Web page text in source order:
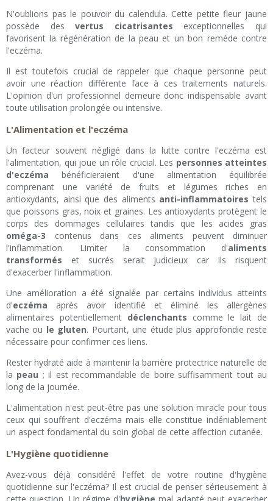
N'oublions pas le pouvoir du calendula. Cette petite fleur jaune
possède desvertus cicatrisantes exceptionnelles qui
favorisent la régénération de la peau et un bon remède contre
l'eczéma.
Il est toutefois crucial de rappeler que chaque personne peut
avoir une réaction différente face à ces traitements naturels.
L'opinion d'un professionnel demeure donc indispensable avant
toute utilisation prolongée ou intensive.
L'Alimentation et l'eczéma
Un facteur souvent négligé dans la lutte contre l'eczéma est
l'alimentation, qui joue un rôle crucial. Les personnes atteintes
d'eczéma bénéficieraient d'une alimentation équilibrée
comprenant une variété de fruits et légumes riches en
antioxydants, ainsi que des aliments anti-inflammatoires tels
que poissons gras, noix et graines. Les antioxydants protègent le
corps des dommages cellulaires tandis que les acides gras
oméga-3 contenus dans ces aliments peuvent diminuer
l'inflammation. Limiter la consommation d'aliments
transformés et sucrés serait judicieux car ils risquent
d'exacerber l'inflammation.
Une amélioration a été signalée par certains individus atteints
d'eczéma après avoir identifié et éliminé les allergènes
alimentaires potentiellement déclenchants comme le lait de
vache ou le gluten. Pourtant, une étude plus approfondie reste
nécessaire pour confirmer ces liens.
Rester hydraté aide à maintenir la barrière protectrice naturelle de
la peau ; il est recommandable de boire suffisamment tout au
long de la journée.
L'alimentation n'est peut-être pas une solution miracle pour tous
ceux qui souffrent d'eczéma mais elle constitue indéniablement
un aspect fondamental du soin global de cette affection cutanée.
L'Hygiène quotidienne
Avez-vous déjà considéré l'effet de votre routine d'hygiène
quotidienne sur l'eczéma? Il est crucial de penser sérieusement à